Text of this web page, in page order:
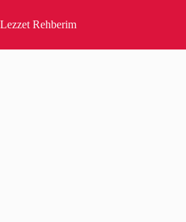
to
content
Lezzet Rehberim